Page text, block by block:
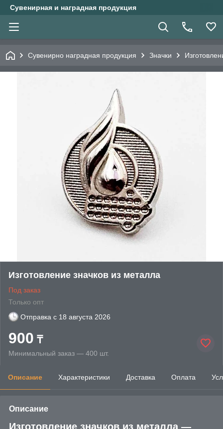
Сувенирная и наградная продукция
Сувенирно наградная продукция Значки
Изготовление значков из металла
Под заказ
Только опт
Отправка с 18 августа 2026
900 ₸
Минимальный заказ — 400 шт.
Описание Характеристики Доставка Оплата
Описание
Изготовление значков из металла —